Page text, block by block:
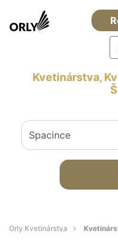
Kvetinárstva,
Orly Kvetinárstva